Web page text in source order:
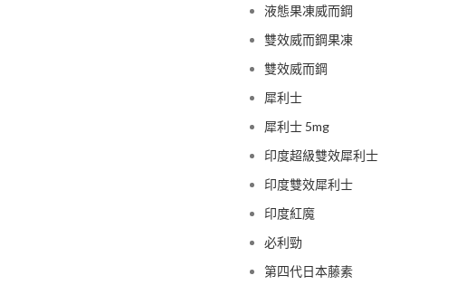
液態果凍威而鋼
雙效威而鋼果凍
雙效威而鋼
犀利士
犀利士 5mg
印度超級雙效犀利士
印度雙效犀利士
印度紅魔
必利勁
第四代日本藤素